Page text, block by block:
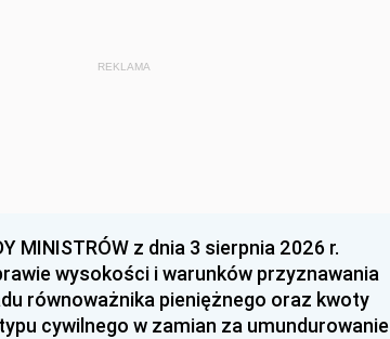
REKLAMA
MINISTRÓW z dnia 3 sierpnia 2026 r.
wysokości i warunków przyznawania
równoważnika pieniężnego oraz kwoty
cywilnego w zamian za umundurowanie